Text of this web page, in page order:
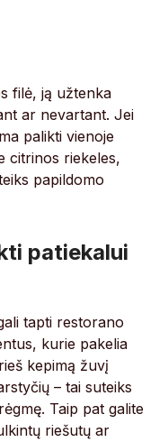
filė, ją užtenka
ar nevartant. Jei
palikti vienoje
citrinos riekeles,
papildomo
patiekalui
tapti restorano
kurie pakelia
kepimą žuvį
– tai suteiks
Taip pat galite
riešutų ar